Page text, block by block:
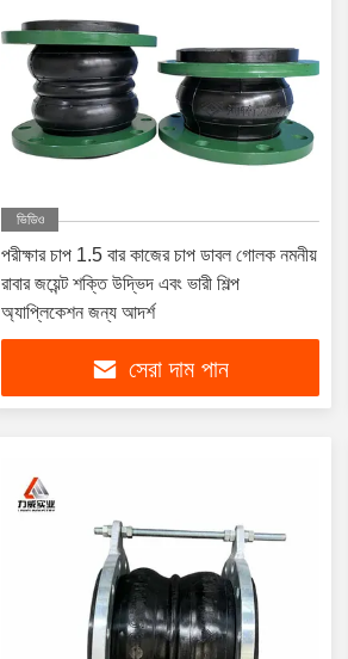
ভিডিও
পরীক্ষার চাপ 1.5 বার কাজের চাপ ডাবল গোলক নমনীয়
রাবার জয়েন্ট শক্তি উদ্ভিদ এবং ভারী শিল্প
অ্যাপ্লিকেশন জন্য আদর্শ
সেরা দাম পান